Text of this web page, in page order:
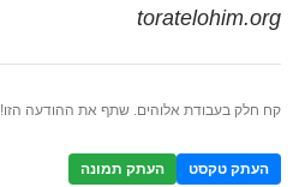
toratelohim.org
קח חלק בעבודת אלוהים. שתף את ההודעה הזו!
העתק טקסט העתק תמונה